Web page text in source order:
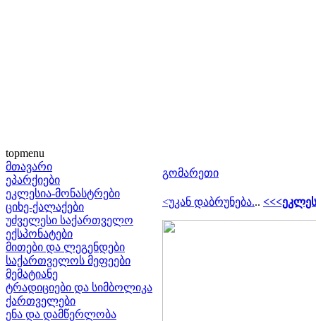
topmenu
მთავარი
ეპარქიები
ეკლესია-მონასტრები
ციხე-ქალაქები
უძველესი საქართველო
ექსპონატები
მითები და ლეგენდები
საქართველოს მეფეები
მემატიანე
ტრადიციები და სიმბოლიკა
ქართველები
ენა და დამწერლობა
გომარეთი
<უკან დაბრუნება...